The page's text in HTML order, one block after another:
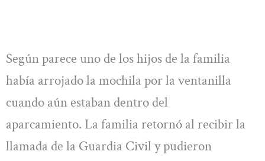
Según parece uno de los hijos de la familia
había arrojado la mochila por la ventanilla
cuando aún estaban dentro del
aparcamiento. La familia retornó al recibir la
llamada de la Guardia Civil y pudieron